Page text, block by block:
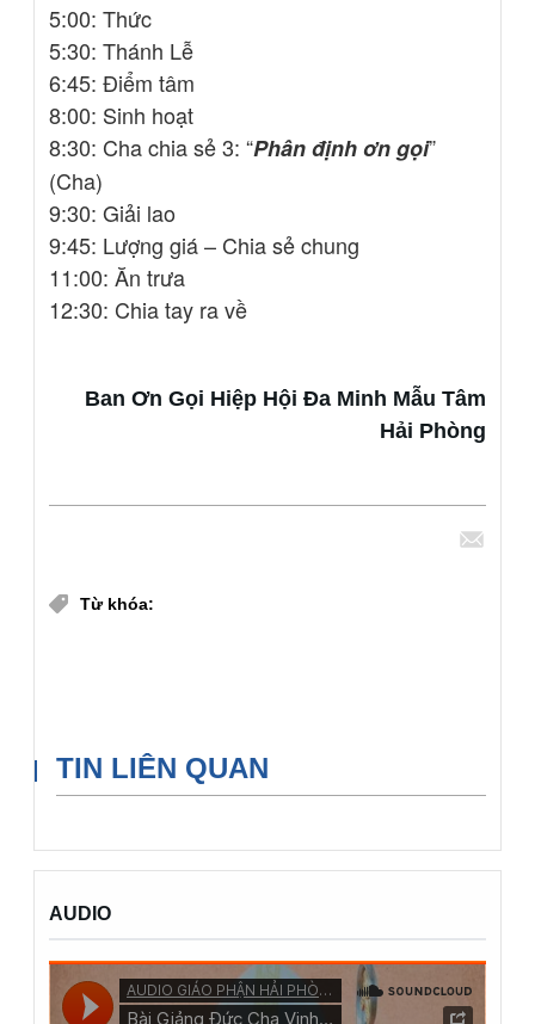
5:00: Thức
5:30: Thánh Lễ
6:45: Điểm tâm
8:00: Sinh hoạt
8:30: Cha chia sẻ 3: “Phân định ơn gọi”
(Cha)
9:30: Giải lao
9:45: Lượng giá – Chia sẻ chung
11:00: Ăn trưa
12:30: Chia tay ra về
Ban Ơn Gọi Hiệp Hội Đa Minh Mẫu Tâm
Hải Phòng
Từ khóa:
TIN LIÊN QUAN
AUDIO